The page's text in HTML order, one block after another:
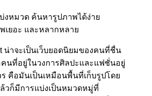
งหมวด ค้นหารูปภาพได้ง่าย
เยอะ และหลากหลาย
น่าจะเป็นเว็บยอดนิยมของคนที่ชื่น
นที่อยู่ในวงการศิลปะและแฟชั่นอยู่
คือมันเป็นเหมือนพื้นที่เก็บรูปโดย
ล้วก็มีการแบ่งเป็นหมวดหมู่ที่